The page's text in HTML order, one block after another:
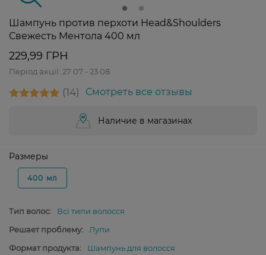
Шампунь против перхоти Head&Shoulders
Свежесть Ментола 400 мл
229,99 ГРН
Період акції: 27 07 - 23 08
14 Смотреть все отзывы
Наличие в магазинах
Размеры
400 мл
Тип волос:
Всі типи волосся
Решает проблему:
Лупи
Формат продукта:
Шампунь для волосся